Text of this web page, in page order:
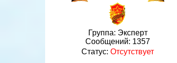
Группа: Эксперт
Сообщений: 1357
Статус: Отсутствует